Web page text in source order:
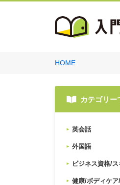
HOME
カテゴリー
英会話
外国語
ビジネス資格/
健康/ボディケア